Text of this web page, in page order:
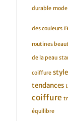
durable
des couleurs
routines
de la peau
coiffure
tendances
coiffure
équilibre